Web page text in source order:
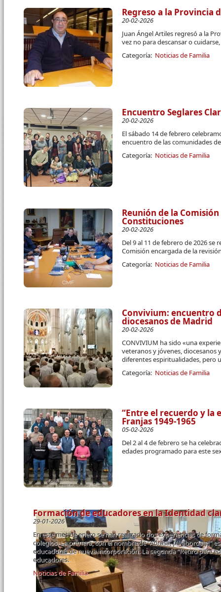
Regreso a la Provincia
20-02-2026
Juan Ángel Artiles regresó a la
vez no para descansar o
Categoría: Noticias de Familia
Encuentro Seglares
20-02-2026
El sábado 14 de febrero
encuentro de las comunidades
Categoría: Noticias de Familia
Reunión de la
Constituciones
20-02-2026
Del 9 al 11 de febrero de 2026 se
Comisión encargada de la
Categoría: Noticias de Familia
Convivium: encuentro
diocesanos de Madrid
20-02-2026
CONVIVIUM ha sido «una
veteranos y jóvenes, diocesanos
diferentes espiritualidades, pero
Categoría: Noticias de Familia
“Entre el recuerdo y la
Franjas 1949-1965
05-02-2026
Del 2 al 4 de febrero se ha
edades programado para este
Formación de educadores en la Identidad
29-01-2026
En este mes de enero se han realizado dos experiencias de
colegios. La primera, con el nombre de “Abrasa, ¡Al abordaje!”
educadores de nueva incorporación. La segunda “Retiro para
educadores.
Noticias de Familia